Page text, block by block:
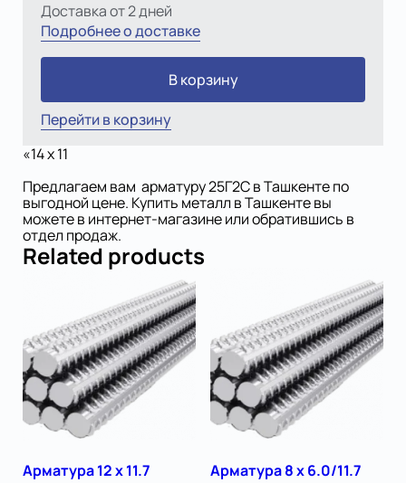
Доставка от 2 дней
Подробнее о доставке
В корзину
Перейти в корзину
«14 x 11
Предлагаем вам арматуру 25Г2С в Ташкенте по
выгодной цене. Купить металл в Ташкенте вы
можете в интернет-магазине или обратившись в
отдел продаж.
Related products
Арматура 12 x 11.7 Арматура 8 x 6.0/11.7